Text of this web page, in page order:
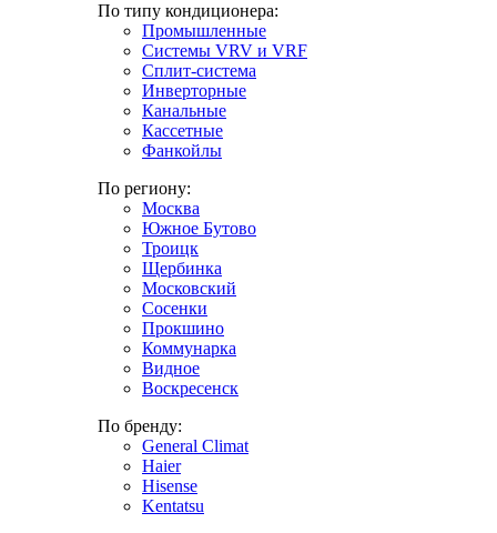
По типу кондиционера:
Промышленные
Системы VRV и VRF
Сплит-система
Инверторные
Канальные
Кассетные
Фанкойлы
По региону:
Москва
Южное Бутово
Троицк
Щербинка
Московский
Сосенки
Прокшино
Коммунарка
Видное
Воскресенск
По бренду:
General Climat
Haier
Hisense
Kentatsu